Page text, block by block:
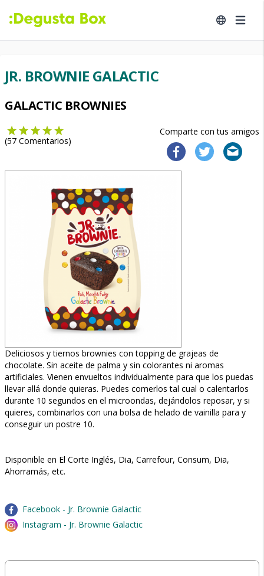
JR. BROWNIE GALACTIC
GALACTIC BROWNIES
Comparte con tus amigos
(57 Comentarios)
Deliciosos y tiernos brownies con topping de grajeas de
chocolate. Sin aceite de palma y sin colorantes ni aromas
artificiales. Vienen envueltos individualmente para que los puedas
llevar allá donde quieras. Puedes comerlos tal cual o calentarlos
durante 10 segundos en el microondas, dejándolos reposar, y si
quieres, combinarlos con una bolsa de helado de vainilla para y
conseguir un postre 10.
Disponible en El Corte Inglés, Dia, Carrefour, Consum, Dia,
Ahorramás, etc.
Facebook - Jr. Brownie Galactic
Instagram - Jr. Brownie Galactic